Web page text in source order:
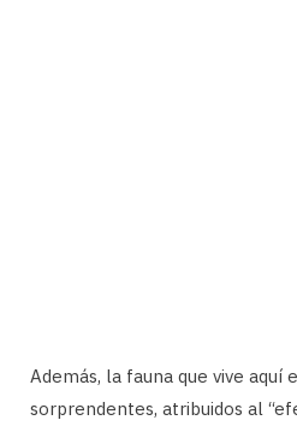
Además, la fauna que vive aquí
sorprendentes, atribuidos al